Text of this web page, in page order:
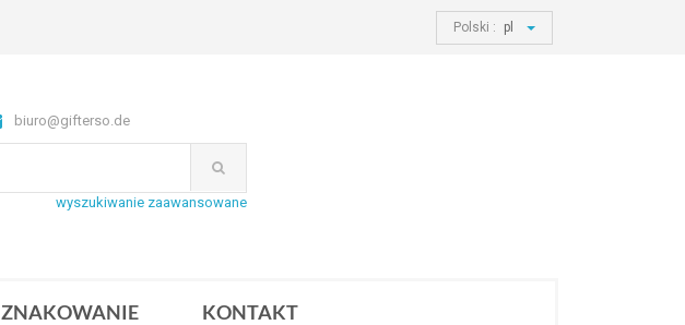
Polski : pl
biuro@gifterso.de
wyszukiwanie zaawansowane
ZNAKOWANIE KONTAKT